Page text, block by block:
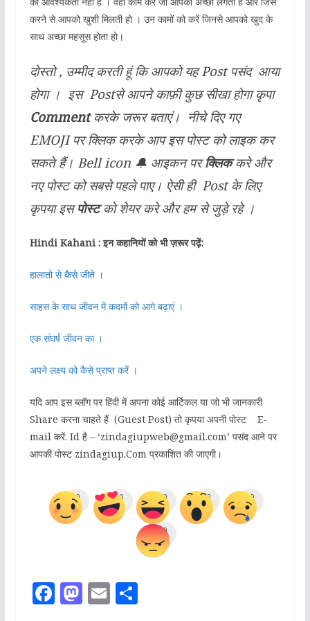
करने से आपको खुशी मिलती हो । उन कामों को करें जिनसे आपको खुद के
साथ अच्छा महसूस होता हो।
दोस्तो , उम्मीद करती हूं कि आपको यह Post पसंद आया
होगा। इस Postसे आपने काफ़ी कुछ सीखा होगा कृपा
Commentकरके जरूर बताएं। नीचे दिए गए
EMOJI पर क्लिक करके आप इस पोस्ट को लाइक कर
सकते हैं। Bell icon 🔔 आइकन परक्लिककरे और
नए पोस्ट को सबसे पहले पाए। ऐसी ही Post के लिए
कृपया इसपोस्टको शेयर करे और हम से जुड़े रहे ।
Hindi Kahani : इन कहानियों को भी ज़रूर पढ़ें:
हालातो से कैसे जीते ।
साहस के साथ जीवन में कदमों को आगे बढ़ाएं ।
एक संघर्ष जीवन का ।
अपने लक्ष्य को कैसे प्राप्त करें ।
यदि आप इस ब्लॉग पर हिंदी में अपना कोई आर्टिकल या जो भी जानकारी
Share करना चाहते हैं (Guest Post) तो कृपया अपनी पोस्ट E-
mail करें. Id है – ‘zindagiupweb@gmail.com’ पसंद आने पर
आपकी पोस्ट zindagiup.Com प्रकाशित की जाएगी।
0 0 0 0 0
0
F M E S